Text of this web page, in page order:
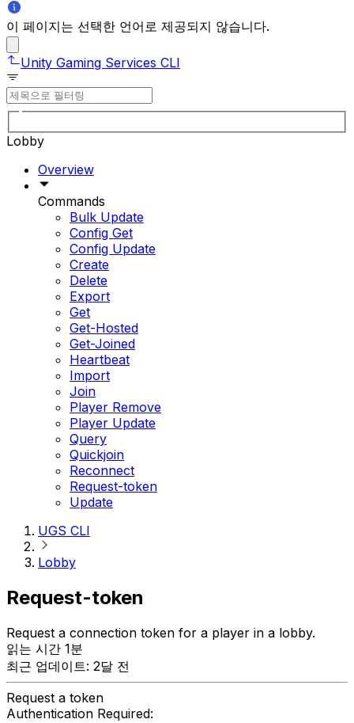
이 페이지는 선택한 언어로 제공되지 않습니다.
Unity Gaming Services CLI
Lobby
Overview
Commands
Bulk Update
Config Get
Config Update
Create
Delete
Export
Get
Get-Hosted
Get-Joined
Heartbeat
Import
Join
Player Remove
Player Update
Query
Quickjoin
Reconnect
Request-token
Update
UGS CLI
Lobby
Request-token
Request a connection token for a player in a lobby.
읽는 시간 1분
최근 업데이트: 2달 전
Request a token
Authentication Required: